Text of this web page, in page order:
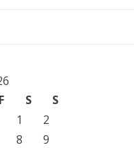
F S
S
1
2
8
9